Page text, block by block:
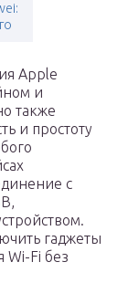
Apple
и
также
и простоту
с
гаджеты
Fi без